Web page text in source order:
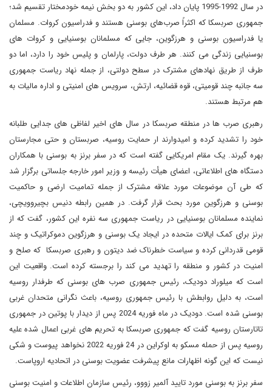
در سال 1992-1995 پایان داد، این کشور به دو بخش نیمه خودمختار تقسیم شد؛
جمهوری صربسکا که اکثراً صرب‌های بوسنی هستند و فدراسیون کروات. مسلمان
یا فدراسیون بوسنی و هرزگوین، جایی که مسلمانان بوسنیایی و کروات های
بوسنیایی زندگی می کنند. هر طرف دولت، پارلمان و پلیس خود را دارد، اما دو
طرف از طریق نهادهای مشترک در سطح دولتی، از جمله نهاد ریاست جمهوری
سه جانبه چند قومیتی، قوه قضائیه، ارتش، سرویس های امنیتی و اداره مالیات به
هم مرتبط هستند.
رهبری صرب ها در منطقه صربسکا در سال های اخیر لفاظی های جدایی طلبانه
خود را تشدید کرده و امیدوارند ار حمایت روسیه، صربستان و حتی مجارستان
بهره گیرند. یک مقام امریکایی گفته است که در سفر برنز به بوسنی با همکاران
دستگاه های اطلاعاتی، اعضای هیأت رئیسه و وزیر امور خارجه جلساتی برگزار شد
که طی آن موضوعات مورد علاقه مشترک از جمله تمامیت ارضی و حاکمیت
بوسنی و هرزگوین مورد بحث قرار گرفت. در همین رابطه دنیس بچیروویچی،
نماینده مسلمانان بوسنیایی در ریاست جمهوری سه نفره این کشور، گفت که از
برنز برای کمک ایالات متحده در ایجاد یک بوسنی و هرزگوین دموکراتیک و چند
قومی قدردانی کرده و سیاست خطرناک ضد دیتون و رهبری صربسکا که صلح و
امنیت در کشور و منطقه را تهدید می کند را برجسته کرده است. واقعیت این
است که میلوراد دودیک، رئیس جمهوری صرب های بوسنی که طرفدار روسیه
است، به دلیل روابطش با رئیس جمهوری روسیه، باعث نگرانی متحدان غربی
بوسنی شده است. دودیک در ماه فوریه 2024 پس از دیدار با پوتین در جمهوری
تاتارستان روسیه گفت که جمهوری صربسکا به تحریم های غربی اعمال شده علیه
روسیه پس از حمله مسکو به اوکراین در 24 فوریه 2022 نخواهد پیوست و شکی
نیست که این گونه اظهارات مانع پیشرفت عضویت بوسنی در اتحادیه اروپاست.
سفر برنز به بوسنی مورد تایید آلمیر زووو، رئیس سازمان اطلاعات و امنیت بوسنی